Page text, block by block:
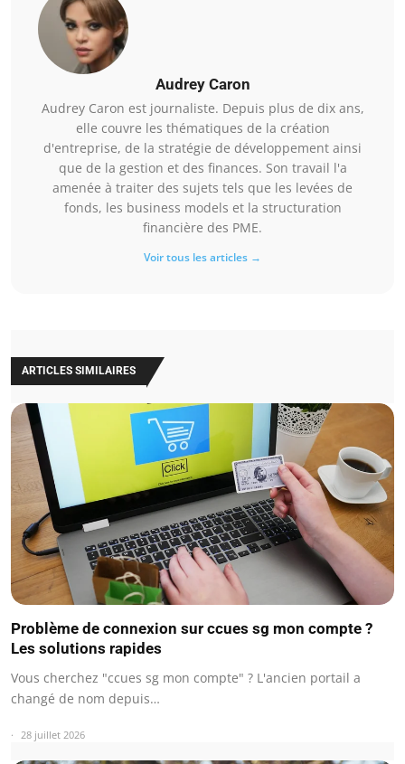
Audrey Caron
Audrey Caron est journaliste. Depuis plus de dix ans,
elle couvre les thématiques de la création
d'entreprise, de la stratégie de développement ainsi
que de la gestion et des finances. Son travail l'a
amenée à traiter des sujets tels que les levées de
fonds, les business models et la structuration
financière des PME.
Voir tous les articles →
ARTICLES SIMILAIRES
Problème de connexion sur ccues sg mon compte ?
Les solutions rapides
Vous cherchez "ccues sg mon compte" ? L'ancien portail a
changé de nom depuis…
28 juillet 2026